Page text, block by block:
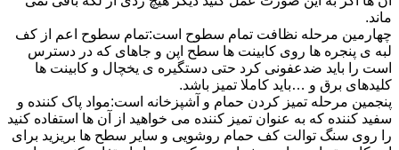
ماند.
چهارمین مرحله نظافت تمام سطوح است:تمام سطوح اعم از کف
لبه ی پنجره ها روی کابینت ها سطح اپن و جاهای که در دسترس
است را باید ضدعفونی کرد حتی دستگیره ی یخچال و کابینت ها
کلیدهای برق و …باید کاملا تمیز باشد.
پنجمین مرحله تمیز کردن حمام و آشپزخانه است:مواد پاک کننده و
سفید کننده که به عنوان تمیز کننده می خواهید از آن ها استفاده کنید
را روی سنگ توالت کف حمام روشویی و سایر سطح ها بریزید برای